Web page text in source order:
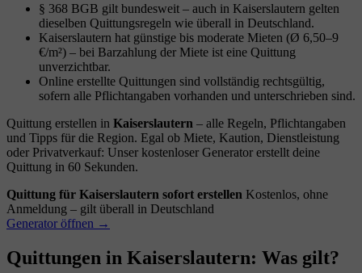
§ 368 BGB gilt bundesweit – auch in Kaiserslautern gelten
dieselben Quittungsregeln wie überall in Deutschland.
Kaiserslautern hat günstige bis moderate Mieten (Ø 6,50–9
€/m²) – bei Barzahlung der Miete ist eine Quittung
unverzichtbar.
Online erstellte Quittungen sind vollständig rechtsgültig,
sofern alle Pflichtangaben vorhanden und unterschrieben sind.
Quittung erstellen in Kaiserslautern – alle Regeln, Pflichtangaben
und Tipps für die Region. Egal ob Miete, Kaution, Dienstleistung
oder Privatverkauf: Unser kostenloser Generator erstellt deine
Quittung in 60 Sekunden.
Quittung für Kaiserslautern sofort erstellen Kostenlos, ohne
Anmeldung – gilt überall in Deutschland
Generator öffnen →
Quittungen in Kaiserslautern: Was gilt?